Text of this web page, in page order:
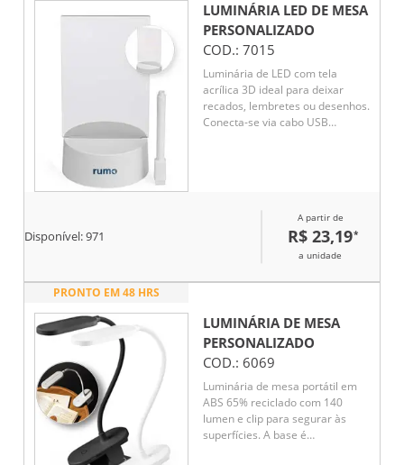
LUMINÁRIA LED DE MESA
PERSONALIZADO
COD.: 7015
Luminária de LED com tela
acrílica 3D ideal para deixar
recados, lembretes ou desenhos.
Conecta-se via cabo USB
Disponível:971
A partir de
R$ 23,19*
a unidade
PRONTO EM 48 HRS
LUMINÁRIA DE MESA
PERSONALIZADO
COD.: 6069
Luminária de mesa portátil em
ABS 65% reciclado com 140
lumen e clip para segurar às
superfícies. A base é